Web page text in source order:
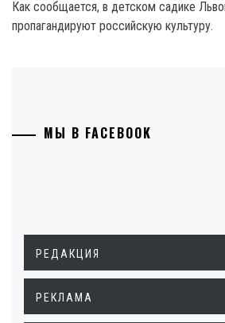
Как сообщается, в детском садике
пропагандируют российскую культуру.
МЫ В FACEBOOK
РЕДАКЦИЯ
РЕКЛАМА